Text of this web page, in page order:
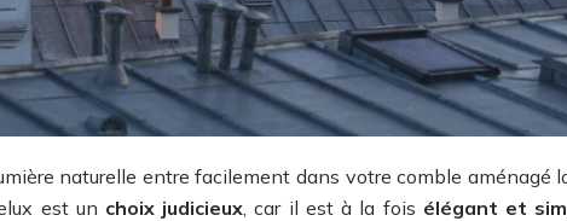
naturelle entre facilement dans votre comble aménagé
est un choix judicieux , car il est à la fois élégant et